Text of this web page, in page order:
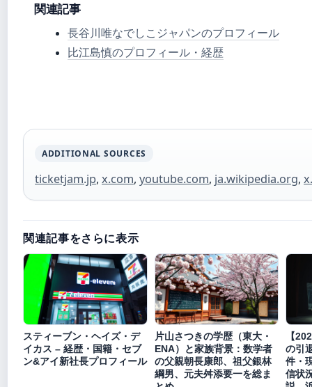
関連記事
長谷川唯なでしこジャパンのプロフィール
比江島慎のプロフィール・経歴
ADDITIONAL SOURCES
ticketjam.jp, x.com, youtube.com, ja.wikipedia.org,
関連記事をさらに表示
スティーブン・ヘイズ・デ
イカス – 経歴・国籍・セブ
ン&アイ新社長プロフィール
片山さつきの学歴（東大・
ENA）と家族背景：数学者
の父親朝長康郎、祖父銀林
綱男、元夫舛添要一を総ま
【
の引
件・
信状